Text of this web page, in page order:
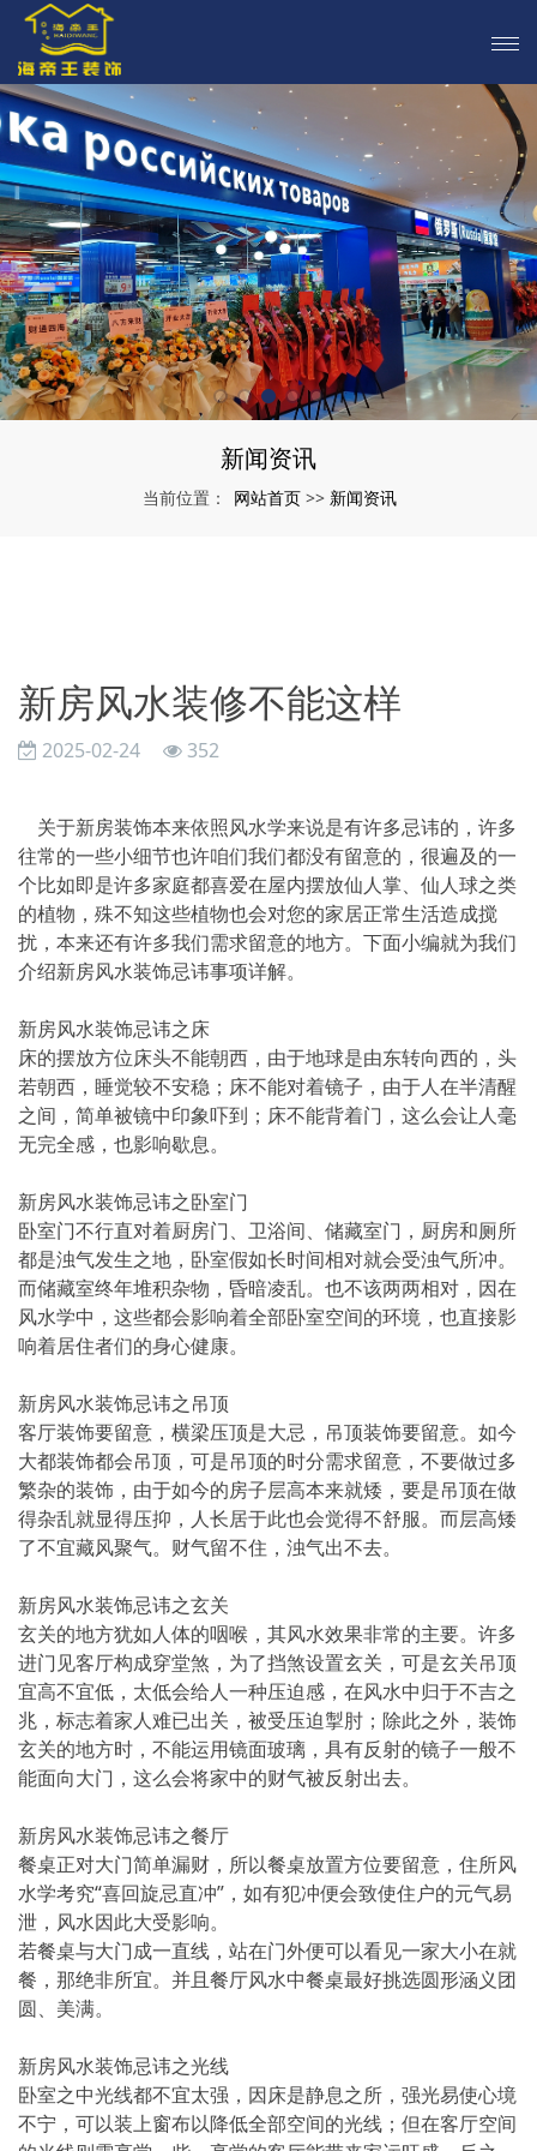
新闻资讯
当前位置： 网站首页 >> 新闻资讯
新房风水装修不能这样
2025-02-24 352
关于新房装饰本来依照风水学来说是有许多忌讳的，许多
往常的一些小细节也许咱们我们都没有留意的，很遍及的一
个比如即是许多家庭都喜爱在屋内摆放仙人掌、仙人球之类
的植物，殊不知这些植物也会对您的家居正常生活造成搅
扰，本来还有许多我们需求留意的地方。下面小编就为我们
介绍新房风水装饰忌讳事项详解。
新房风水装饰忌讳之床
床的摆放方位床头不能朝西，由于地球是由东转向西的，头
若朝西，睡觉较不安稳；床不能对着镜子，由于人在半清醒
之间，简单被镜中印象吓到；床不能背着门，这么会让人毫
无完全感，也影响歇息。
新房风水装饰忌讳之卧室门
卧室门不行直对着厨房门、卫浴间、储藏室门，厨房和厕所
都是浊气发生之地，卧室假如长时间相对就会受浊气所冲。
而储藏室终年堆积杂物，昏暗凌乱。也不该两两相对，因在
风水学中，这些都会影响着全部卧室空间的环境，也直接影
响着居住者们的身心健康。
新房风水装饰忌讳之吊顶
客厅装饰要留意，横梁压顶是大忌，吊顶装饰要留意。如今
大都装饰都会吊顶，可是吊顶的时分需求留意，不要做过多
繁杂的装饰，由于如今的房子层高本来就矮，要是吊顶在做
得杂乱就显得压抑，人长居于此也会觉得不舒服。而层高矮
了不宜藏风聚气。财气留不住，浊气出不去。
新房风水装饰忌讳之玄关
玄关的地方犹如人体的咽喉，其风水效果非常的主要。许多
进门见客厅构成穿堂煞，为了挡煞设置玄关，可是玄关吊顶
宜高不宜低，太低会给人一种压迫感，在风水中归于不吉之
兆，标志着家人难已出关，被受压迫掣肘；除此之外，装饰
玄关的地方时，不能运用镜面玻璃，具有反射的镜子一般不
能面向大门，这么会将家中的财气被反射出去。
新房风水装饰忌讳之餐厅
餐桌正对大门简单漏财，所以餐桌放置方位要留意，住所风
水学考究“喜回旋忌直冲”，如有犯冲便会致使住户的元气易
泄，风水因此大受影响。
若餐桌与大门成一直线，站在门外便可以看见一家大小在就
餐，那绝非所宜。并且餐厅风水中餐桌最好挑选圆形涵义团
圆、美满。
新房风水装饰忌讳之光线
卧室之中光线都不宜太强，因床是静息之所，强光易使心境
不宁，可以装上窗布以降低全部空间的光线；但在客厅空间